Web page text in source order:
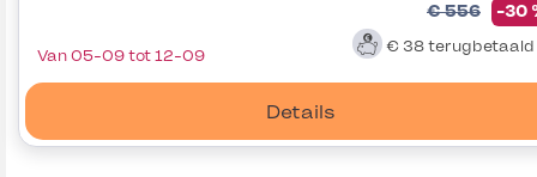
€ 556 -30
€ 38 terugbetaald
Details
Van 05-09 tot 12-09